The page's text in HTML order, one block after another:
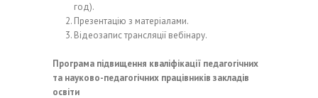
год).
Презентацію з матеріалами.
Відеозапис трансляції вебінару.
Програма підвищення кваліфікації педагогічних
та науково-педагогічних працівників закладів
освіти